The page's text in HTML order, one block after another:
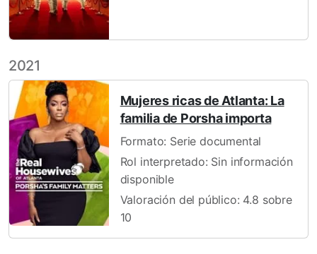
2021
Mujeres ricas de Atlanta: La
familia de Porsha importa
Formato: Serie documental
Rol interpretado: Sin información
disponible
Valoración del público: 4.8 sobre
10